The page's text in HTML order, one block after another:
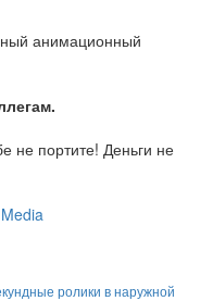
анимационный
не портите! Деньги не
ролики в наружной